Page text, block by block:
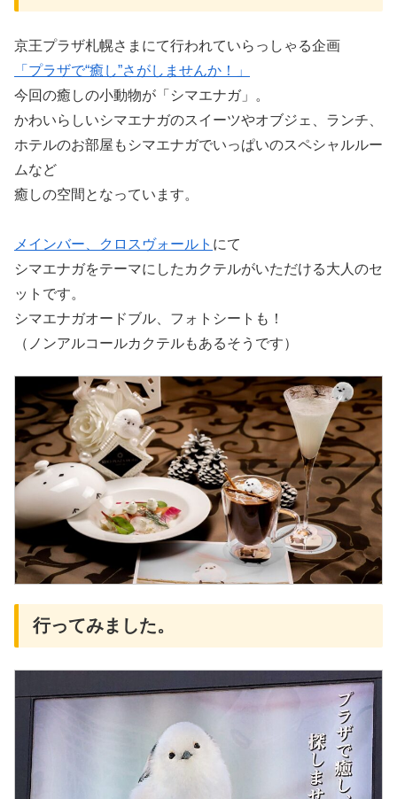
京王プラザ札幌さまにて行われていらっしゃる企画
「プラザで“癒し”さがしませんか！」
今回の癒しの小動物が「シマエナガ」。
かわいらしいシマエナガのスイーツやオブジェ、ランチ、
ホテルのお部屋もシマエナガでいっぱいのスペシャルルー
ムなど
癒しの空間となっています。
メインバー、クロスヴォールト にて
シマエナガをテーマにしたカクテルがいただける大人のセ
ットです。
シマエナガオードブル、フォトシートも！
（ノンアルコールカクテルもあるそうです）
行ってみました。